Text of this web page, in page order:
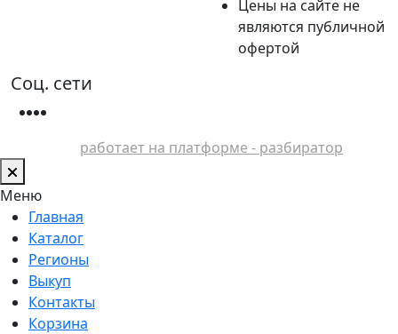
Цены на сайте не
являются публичной
офертой
Соц. сети
работает на платформе - разбиратор
Меню
Главная
Каталог
Регионы
Выкуп
Контакты
Корзина